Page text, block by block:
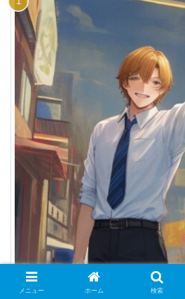
時間内に「おさめる」の漢字
メニュー ホーム 検索